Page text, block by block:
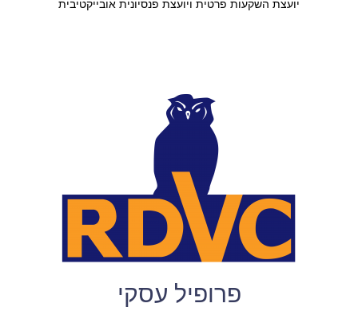
יועצת השקעות פרטית ויועצת פנסיונית אובייקטיבית
פרופיל עסקי